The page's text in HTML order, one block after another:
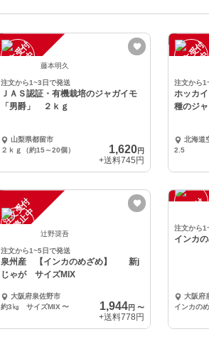
注
文
受
付
停
止
中 藤本明久
注文から1~3日で発送
ＪＡＳ認証・有機栽培のジャガイモ
「男爵」 ２ｋｇ
山梨県都留市
２ｋｇ（約15～20個）
1,620円
+送料745円
注
文
受
付
停
止
注文から
ホッカ
種のジ
北海道
2.5
注
文
受
付
停
止
中
辻野奨吾
注文から1~5日で発送
泉州産 【インカのめざめ】 新j
じゃが サイズMIX
大阪府泉佐野市
約3㎏ サイズMIX 〜 1,944円〜
+送料778円
注
文
受
付
停
止
中
注文から
インカ
大阪府
インカの